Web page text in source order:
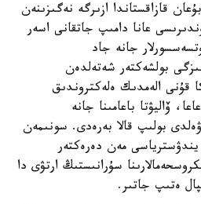
قازاقستاندا ازىرگە نەگىزىنەن
عانا دامىپ جاتقانى اسەر
جانە جاد
بولشەكتەر شەتەلدەن
قۇنى الەمدىك ەلەكتروندىق
ۆاليۋتا باعامىنا جانە
بولىپ قالا بەرەدى. سونىمەن
مەن دەرەكتەر
سۇرانىستىڭ ارتۋى دا
ەتىپ جاتىر.